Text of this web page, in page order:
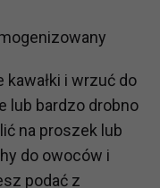
i wrzuć do
lub bardzo drobno
na proszek lub
do owoców i
podać z